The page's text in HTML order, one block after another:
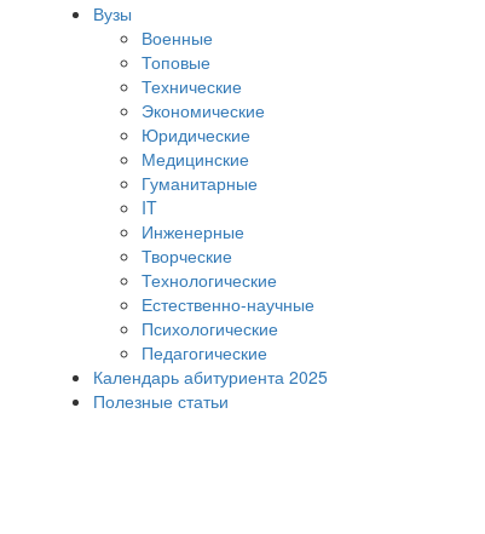
Вузы
Военные
Топовые
Технические
Экономические
Юридические
Медицинские
Гуманитарные
IT
Инженерные
Творческие
Технологические
Естественно-научные
Психологические
Педагогические
Календарь абитуриента 2025
Полезные статьи